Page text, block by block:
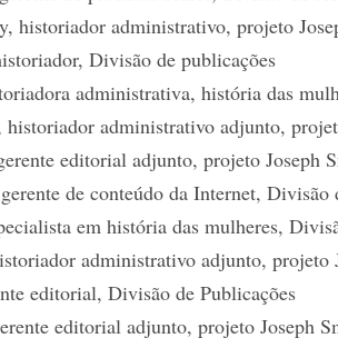
historiador administrativo, projeto
Divisão de publicações
administrativa, história das
historiador administrativo adjunto,
editorial adjunto, projeto Joseph
de conteúdo da Internet, Divisão
em história das mulheres,
administrativo adjunto, projeto
editorial, Divisão de Publicações
editorial adjunto, projeto Joseph